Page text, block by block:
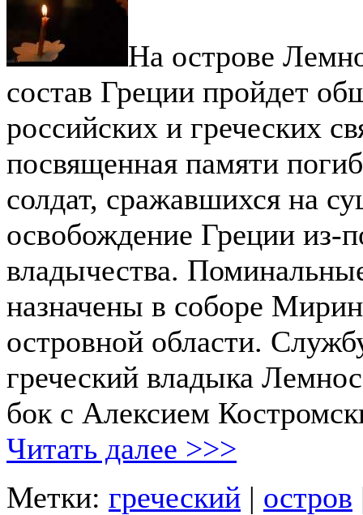
На острове
состав Греции пройдет
российских и греческих
посвященная памяти
солдат, сражавшихся на
освобождение Греции из-
владычества.
назначены в соборе
островной области.
греческий владыка
бок с Алексием
Читать далее >>>
Метки: греческий | остров